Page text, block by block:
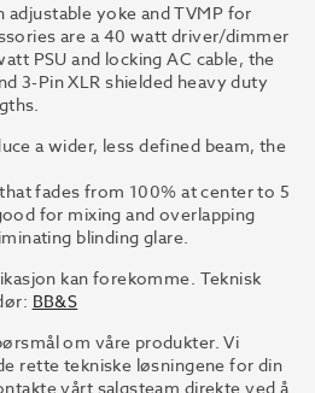
adjustable yoke and TVMP for
are a 40 watt driver/dimmer
PSU and locking AC cable, the
3-Pin XLR shielded heavy duty
awider, less defined beam, the
thatfades from 100% atcenterto 5
ood for mixing and overlapping
blinding glare.
kan forekomme. Teknisk
BB&S
om våre produkter. Vi
rette tekniske løsningene for din
vårt salgsteam direkte ved å